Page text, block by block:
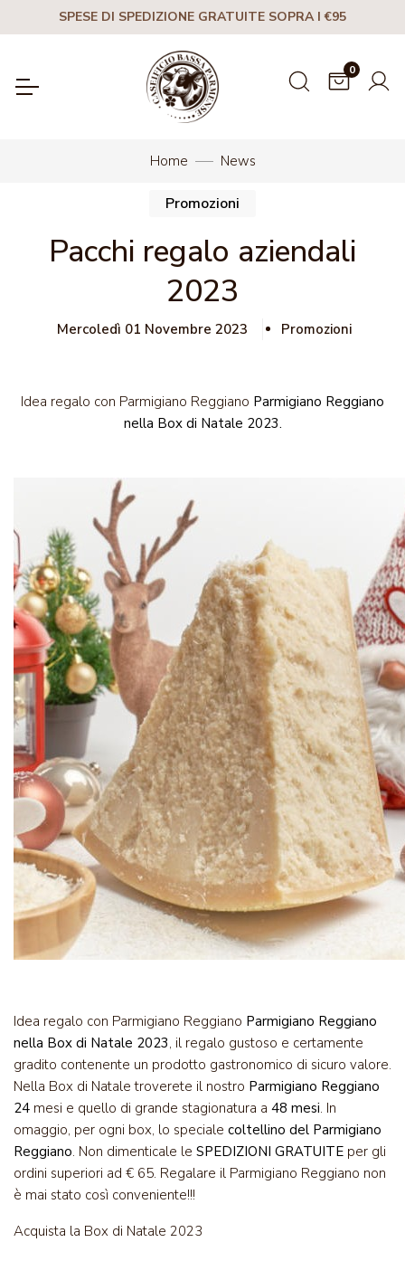
SPESE DI SPEDIZIONE GRATUITE SOPRA I €95
0
Home News
Promozioni
Pacchi regalo aziendali
2023
Mercoledì 01 Novembre 2023 Promozioni
Idea regalo con Parmigiano Reggiano Parmigiano Reggiano
nella Box di Natale 2023.
Idea regalo con Parmigiano Reggiano Parmigiano Reggiano
nella Box di Natale 2023, il regalo gustoso e certamente
gradito contenente un prodotto gastronomico di sicuro valore.
Nella Box di Natale troverete il nostro Parmigiano Reggiano
24 mesi e quello di grande stagionatura a 48 mesi. In
omaggio, per ogni box, lo speciale coltellino del Parmigiano
Reggiano. Non dimenticale le SPEDIZIONI GRATUITE per gli
ordini superiori ad € 65. Regalare il Parmigiano Reggiano non
è mai stato così conveniente!!!
Acquista la Box di Natale 2023